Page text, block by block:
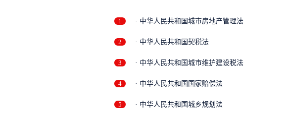
1 · 中华人民共和国城市房地产管理法
2 · 中华人民共和国契税法
3 · 中华人民共和国城市维护建设税法
4 · 中华人民共和国国家赔偿法
5 · 中华人民共和国城乡规划法